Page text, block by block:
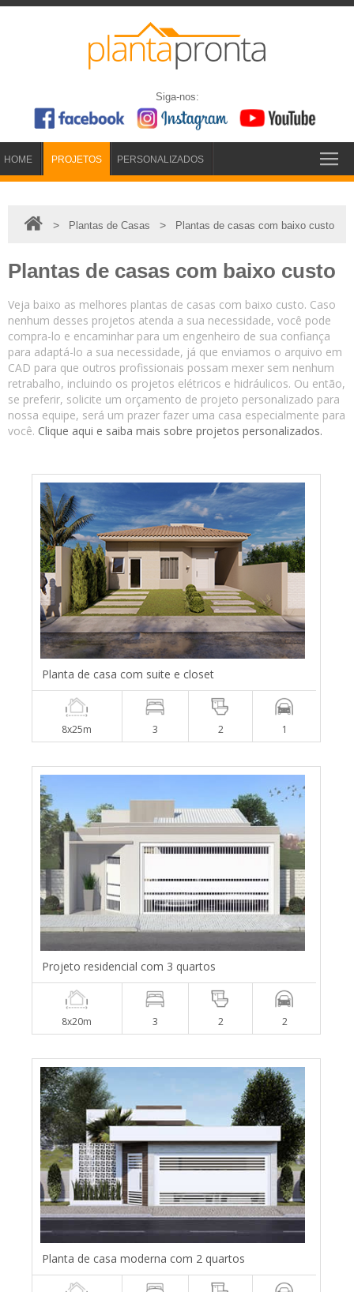
Siga-nos:
HOME PROJETOS PERSONALIZADOS
> Plantas de Casas > Plantas de casas com baixo custo
Plantas de casas com baixo custo
Veja baixo as melhores plantas de casas com baixo custo. Caso
nenhum desses projetos atenda a sua necessidade, você pode
compra-lo e encaminhar para um engenheiro de sua confiança
para adaptá-lo a sua necessidade, já que enviamos o arquivo em
CAD para que outros profissionais possam mexer sem nenhum
retrabalho, incluindo os projetos elétricos e hidráulicos. Ou então,
se preferir, solicite um orçamento de projeto personalizado para
nossa equipe, será um prazer fazer uma casa especialmente para
você. Clique aqui e saiba mais sobre projetos personalizados.
Planta de casa com suite e closet
8x25m 3 2 1
Projeto residencial com 3 quartos
8x20m 3 2 2
Planta de casa moderna com 2 quartos